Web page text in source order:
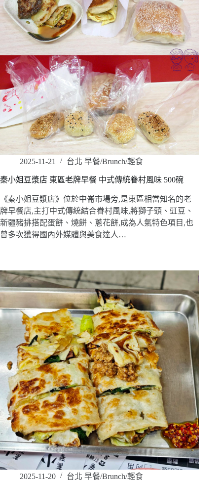
2025-11-21 台北 早餐/Brunch/輕食
秦小姐豆漿店 東區老牌早餐 中式傳統眷村風味 500碗
《秦小姐豆漿店》位於中崙市場旁,是東區相當知名的老
牌早餐店,主打中式傳統結合眷村風味,將獅子頭、豇豆、
新疆豬排搭配蛋餅、燒餅、蔥花餅,成為人氣特色項目,也
曾多次獲得國內外媒體與美食達人…
2025-11-20 台北 早餐/Brunch/輕食